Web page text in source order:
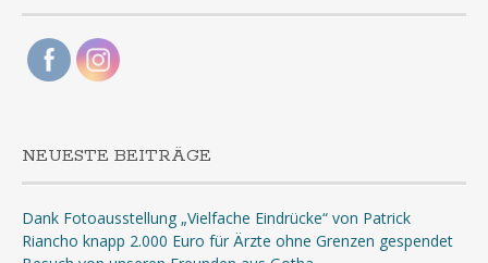
NEUESTE BEITRÄGE
Dank Fotoausstellung „Vielfache Eindrücke“ von Patrick
Riancho knapp 2.000 Euro für Ärzte ohne Grenzen gespendet